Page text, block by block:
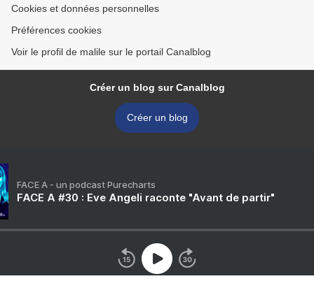
Cookies et données personnelles
Préférences cookies
Voir le profil de malile sur le portail Canalblog
Créer un blog sur Canalblog
Créer un blog
FACE A - un podcast Purecharts
FACE A #30 : Eve Angeli raconte "Avant de partir"